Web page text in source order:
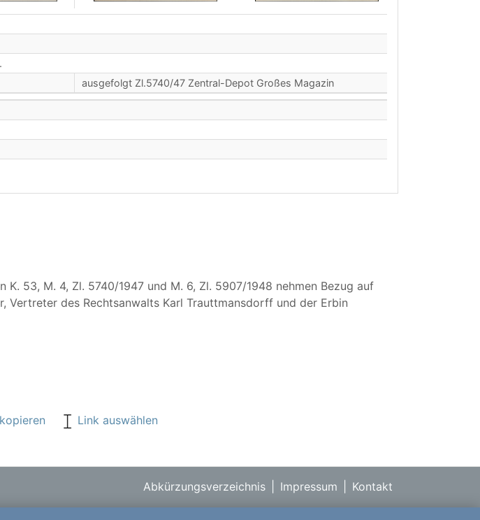
ausgefolgt Zl.5740/47 Zentral-Depot Großes Magazin
53, M. 4, Zl. 5740/1947 und M. 6, Zl. 5907/1948 nehmen Bezug auf
Vertreter des Rechtsanwalts Karl Trauttmansdorff und der Erbin
Link auswählen
Abkürzungsverzeichnis Impressum Kontakt